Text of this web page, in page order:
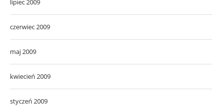
lipiec 2009
czerwiec 2009
maj 2009
kwiecień 2009
styczeń 2009